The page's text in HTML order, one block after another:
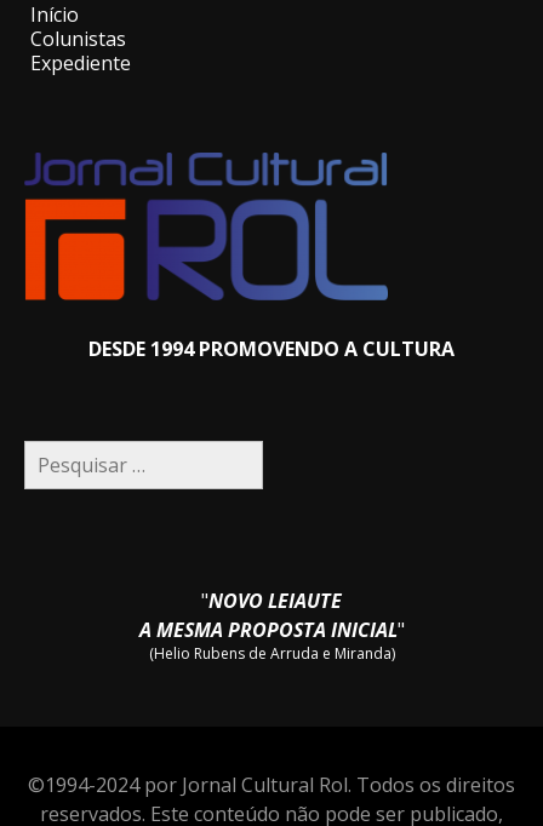
Início
Colunistas
Expediente
DESDE 1994 PROMOVENDO A CULTURA
Pesquisar
por:
"NOVO LEIAUTE
A MESMA PROPOSTA INICIAL"
(Helio Rubens de Arruda e Miranda)
©1994-2024 por Jornal Cultural Rol. Todos os direitos
reservados. Este conteúdo não pode ser publicado,